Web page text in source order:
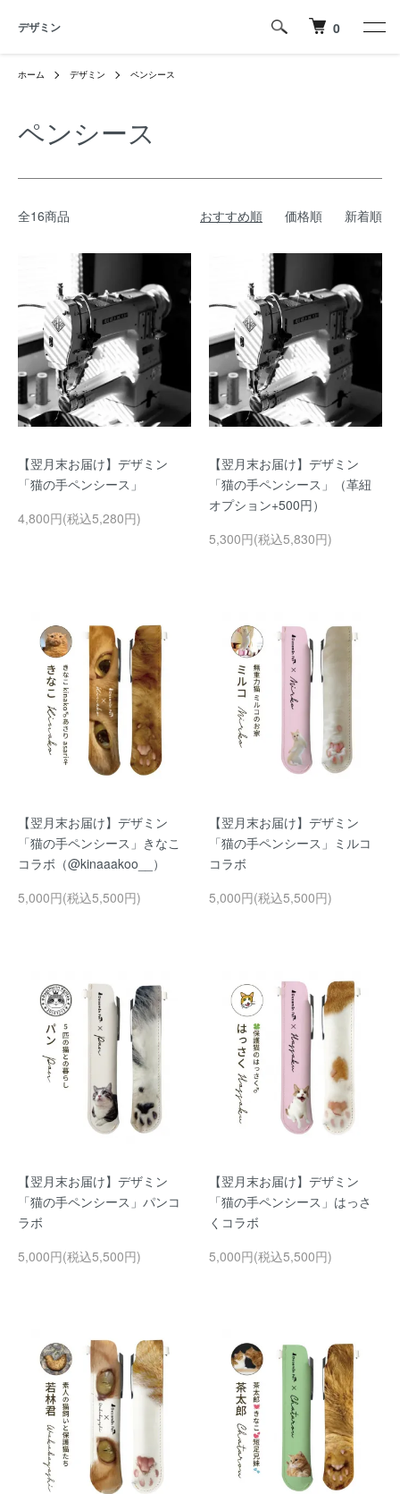
デザミン 0
ホーム デザミン ペンシース
ペンシース
全16商品 おすすめ順 価格順 新着順
【翌月末お届け】デザミン
「猫の手ペンシース」
4,800円(税込5,280円)
【翌月末お届け】デザミン
「猫の手ペンシース」（革紐
オプション+500円）
5,300円(税込5,830円)
【翌月末お届け】デザミン
「猫の手ペンシース」きなこ
コラボ（@kinaaakoo__）
5,000円(税込5,500円)
【翌月末お届け】デザミン
「猫の手ペンシース」ミルコ
コラボ
5,000円(税込5,500円)
【翌月末お届け】デザミン
「猫の手ペンシース」パンコ
ラボ
5,000円(税込5,500円)
【翌月末お届け】デザミン
「猫の手ペンシース」はっさ
くコラボ
5,000円(税込5,500円)